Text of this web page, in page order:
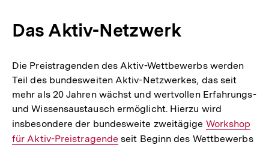
Das Aktiv-Netzwerk
Die Preistragenden des Aktiv-Wettbewerbs werden
Teil des bundesweiten Aktiv-Netzwerkes, das seit
mehr als 20 Jahren wächst und wertvollen Erfahrungs-
und Wissensaustausch ermöglicht. Hierzu wird
insbesondere der bundesweite zweitägige Interner
Link:
Workshop
für Aktiv-Preistragende seit Beginn des Wettbewerbs